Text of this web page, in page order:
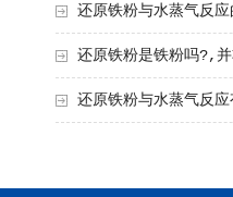
还原铁粉与水蒸气反
还原铁粉是铁粉吗?,
还原铁粉与水蒸气反